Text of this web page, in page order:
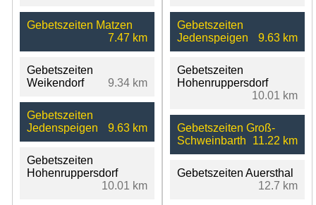
Gebetszeiten Matzen
7.47 km
Gebetszeiten
Weikendorf
9.34 km
Gebetszeiten
Jedenspeigen
9.63 km
Gebetszeiten
Hohenruppersdorf
10.01 km
Gebetszeiten
Jedenspeigen
9.63 km
Gebetszeiten
Hohenruppersdorf
10.01 km
Gebetszeiten Groß-
Schweinbarth
11.22 km
Gebetszeiten Auersthal
12.7 km